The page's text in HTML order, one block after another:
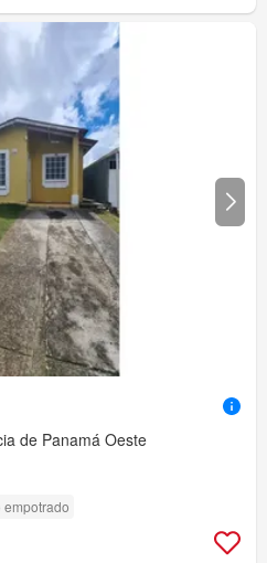
de Panamá Oeste
empotrado